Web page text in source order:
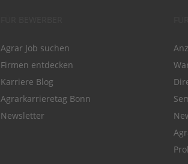
Agrar Job suchen
Firmen entdecken
Karriere Blog
Agrarkarrieretag Bonn
Newsletter